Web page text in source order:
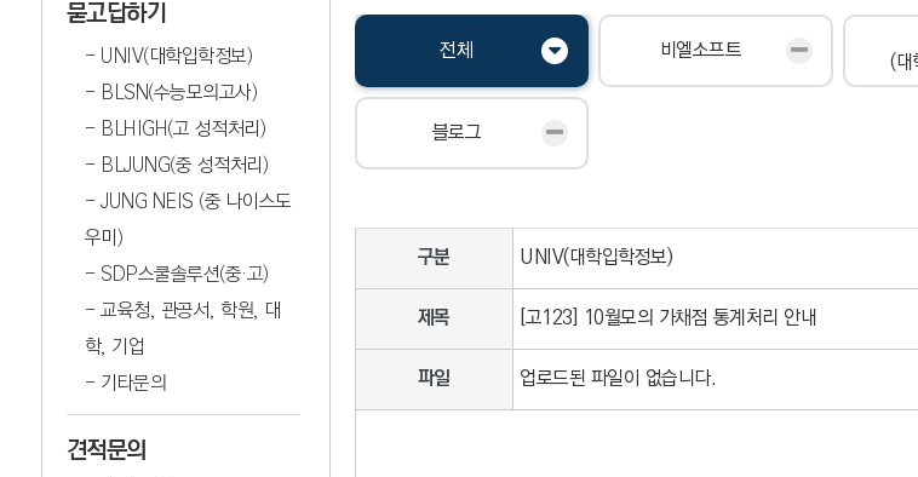
묻고답하기
UNIV(대학입학정보)
BLSN(수능모의고사)
BLHIGH(고 성적처리)
BLJUNG(중 성적처리)
JUNG NEIS (중 나이스도
우미)
SDP스쿨솔루션(중·고)
교육청, 관공서, 학원, 대
학, 기업
기타문의
견적문의
전체 비엘소프트
(대
블로그
구분 UNIV(대학입학정보)
제목 [고123] 10월모의 가채점 통계처리 안내
파일 업로드된 파일이 없습니다.